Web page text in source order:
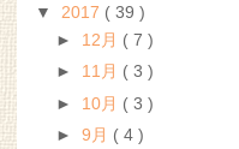
▼ 2017 ( 39 )
► 12月 ( 7 )
► 11月 ( 3 )
► 10月 ( 3 )
► 9月 ( 4 )